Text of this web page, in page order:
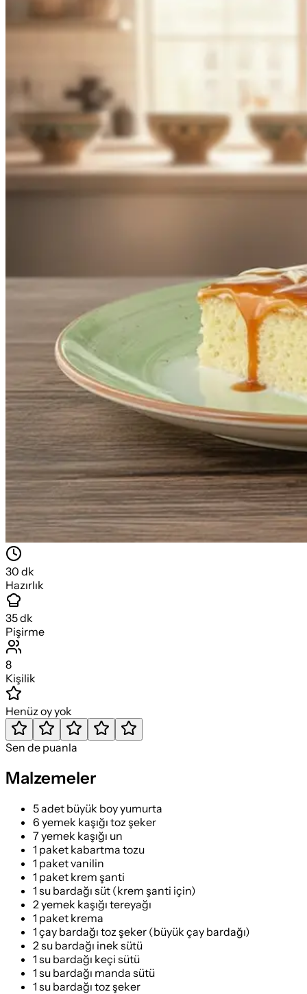
30 dk
Hazırlık
35dk
Pişirme
8
Kişilik
Henüz oy yok
Sen de puanla
Malzemeler
5 adet büyük boy yumurta
6 yemek kaşığı toz şeker
7 yemek kaşığı un
1 paket kabartma tozu
1 paket vanilin
1 paket krem şanti
1 su bardağı süt (krem şanti için)
2 yemek kaşığı tereyağı
1 paket krema
1 çay bardağı toz şeker (büyük çay bardağı)
2 su bardağı inek sütü
1 su bardağı keçi sütü
1 su bardağı manda sütü
1 su bardağı toz şeker